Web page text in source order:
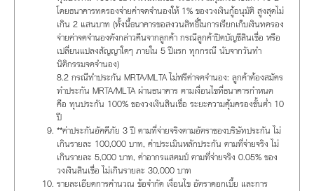
โดยธนาคารทดรองจ่ายค่าจดจำนองให้ 1% ของวงเงินกู้อนุมัติ สูงสุดไม่
เกิน 2 แสนบาท (ทั้งนี้ธนาคารขอสงวนสิทธิ์ในการเรียกเก็บเงินทดรอง
จ่ายค่าจดจำนองดังกล่าวคืนจากลูกค้า กรณีลูกค้าปิดบัญชีสินเชื่อ หรือ
เปลี่ยนแปลงสัญญาใดๆ ภายใน 5 ปีแรก ทุกกรณี นับจากวันทำ
นิติกรรมจดจำนอง)
8.2 กรณีทำประกัน MRTA/MLTA ไม่ฟรีค่าจดจำนอง: ลูกค้าต้องสมัคร
ทำประกัน MRTA/MLTA ผ่านธนาคาร ตามเงื่อนไขที่ธนาคารกำหนด
คือ ทุนประกัน 100% ของวงเงินสินเชื่อ ระยะความคุ้มครองขั้นต่ำ 10
ปี
**ค่าประกันอัคคีภัย 3 ปี ตามที่จ่ายจริงตามอัตราของบริษัทประกัน ไม่
เกินรายละ 100,000 บาท, ค่าประเมินหลักประกัน ตามที่จ่ายจริง ไม่
เกินรายละ 5,000 บาท, ค่าอากรแสตมป์ ตามที่จ่ายจริง 0.05% ของ
วงเงินสินเชื่อ ไม่เกินรายละ 30,000 บาท
รายละเอียดการคำนวณ ข้อจำกัด เงื่อนไข อัตราดอกเบี้ย และการ